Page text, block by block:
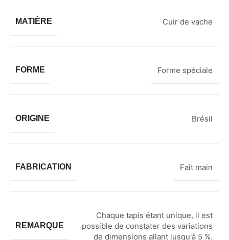
MATIÈRE Cuir de vache
FORME Forme spéciale
ORIGINE Brésil
FABRICATION Fait main
REMARQUE
Chaque tapis étant unique, il est
possible de constater des variations
de dimensions allant jusqu'à 5 %.